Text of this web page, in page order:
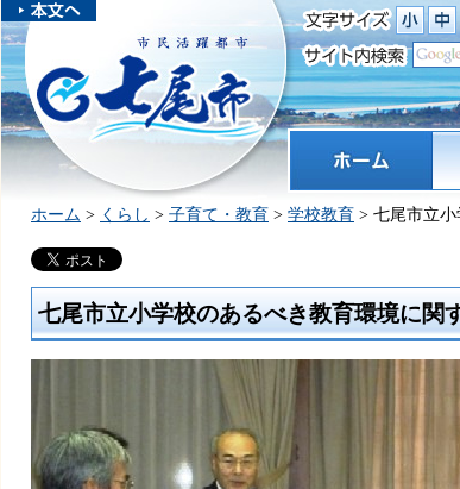
本文へスキ
ップしま
す。
市民活躍都市 七尾市
く
ホーム > くらし > 子育て・教育 > 学校教育 > 七尾市立
七尾市立小学校のあるべき教育環境に関